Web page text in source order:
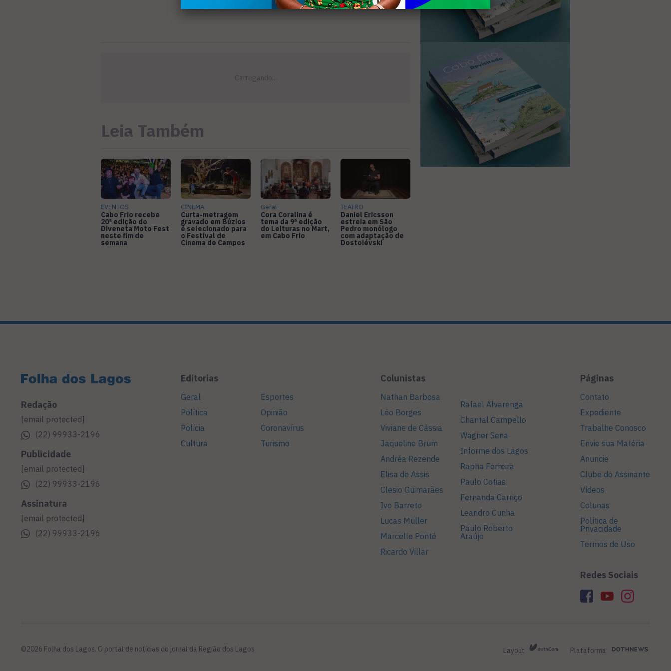
Leia Também
EVENTOS
Cabo Frio recebe
20ª edição do
Diveneta Moto Fest
neste fim de
semana
CINEMA
Curta-metragem
gravado em Búzios
é selecionado para
o Festival de
Cinema de Campos
Geral
Cora Coralina é
tema da 9ª edição
do Leituras no Mart,
em Cabo Frio
TEATRO
Daniel Ericsson
estreia em São
Pedro monólogo
com adaptação de
Dostoiévski
Redação
[email protected]
(22) 99933-2196
Publicidade
[email protected]
(22) 99933-2196
Assinatura
[email protected]
(22) 99933-2196
Editorias
Geral
Política
Polícia
Cultura
Esportes
Opinião
Coronavírus
Turismo
Colunistas
Nathan Barbosa
Léo Borges
Viviane de Cássia
Jaqueline Brum
Andréa Rezende
Elisa de Assis
Clesio Guimarães
Ivo Barreto
Lucas Müller
Marcelle Ponté
Ricardo Villar
Rafael Alvarenga
Chantal Campello
Wagner Sena
Informe dos Lagos
Rapha Ferreira
Paulo Cotias
Fernanda Carriço
Leandro Cunha
Paulo Roberto
Araújo
Páginas
Contato
Expediente
Trabalhe Conosco
Envie sua Matéria
Anuncie
Clube do Assinante
Vídeos
Colunas
Política de
Privacidade
Termos de Uso
Redes Sociais
©2026 Folha dos Lagos. O portal de notícias do jornal da Região dos Lagos Layout Plataforma